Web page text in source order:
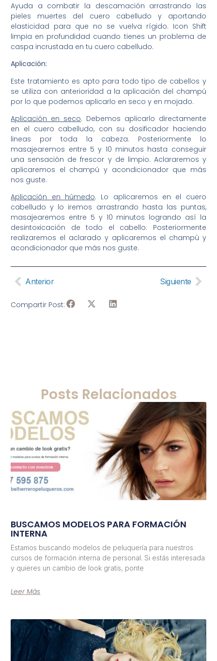
Ayuda a combatir la descamación arrastrando las
pieles muertes del cuero cabelludo y aportando
elasticidad para que no se vuelva rígido. Icon Shift
limpia en profundidad cuando tienes un problema de
caspa incrustada en tu cuero cabelludo.
Aplicación:
Este tratamiento es apto para todo tipo de cabellos y
se utiliza con anterioridad a la aplicación del champú
por lo que podemos aplicarlo en seco y en mojado.
Aplicación en seco. Debemos aplicarlo directamente
en el cuero cabelludo, con su dosificador haciendo
lineas por toda la cabeza. Posteriormente lo
masajearemos entre 5 y 10 minutos hasta conseguir
una sensación de frescor y de limpio. Aclararemos y
aplicaremos el champú y acondicionador que más
nos guste.
Aplicación en húmedo. Lo aplicaremos en el cuero
cabelludo y lo iremos arrastrando hasta las puntas,
masajearemos entre 5 y 10 minutos logrando así la
desintoxicación de todo el cabello. Posteriormente
realizaremos el aclarado y aplicaremos el champú y
acondicionador que más nos guste.
Anterior Siguiente
Compartir Post:
Posts Relacionados
BUSCAMOS MODELOS PARA FORMACIÓN
INTERNA
Estamos buscando modelos de peluquería para nuestros
cursos de formación interna de personal. Si estás interesada
y quieres un cambio de look gratis, ponte
Leer Más